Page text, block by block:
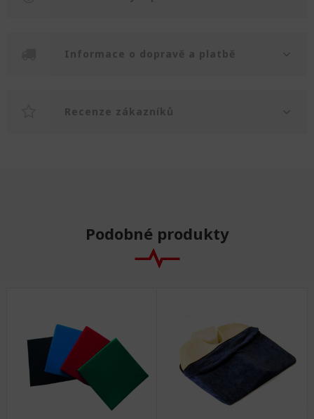
Informace o dopravě a platbě
Recenze zákazníků
Podobné produkty